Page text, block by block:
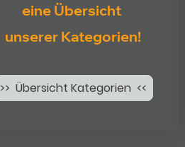
eine Übersicht
unserer Kategorien!
>> Übersicht Kategorien <<